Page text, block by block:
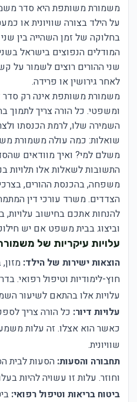
משמורת משותפת היא סדר
על הילד בצורה שוויונית או
בחלוקה של זמן השהייה בין
המודלים הנפוצים בישראל
שני ההורים רוצים לשמור על
לאחר גירושין או פרידה.
משמורת משותפת אינה רק סדר
ומשפטי. כל הורה צריך לתמוך
השמירה שלו, לרמת הכנסתו
שואלות: כמה עולה משמורת
משלם למי? ואיך מוודאים
התשובות לשאלות אלו תלויות
משפחה, בהכנסת ההורים,
הצדדים. משרד עורכי דין
להנחות אתכם בחישוב
וביצוג בבית משפט אם יש
עלויות עיקריות של
הוצאות ישירות של הילד:
חוץ-לימודיות וטיפול רפואי.
עלויות אלו בהתאם לשיעור
עלויות דיור: כל הורה צריך
כאשר הוא אצלו. זה עלות
שוויונית.
תחבורה והסעות: הסעות לבית
וחוזר. עלות זו עשויה להיות
ביטוח בריאות וטיפול רפואי: